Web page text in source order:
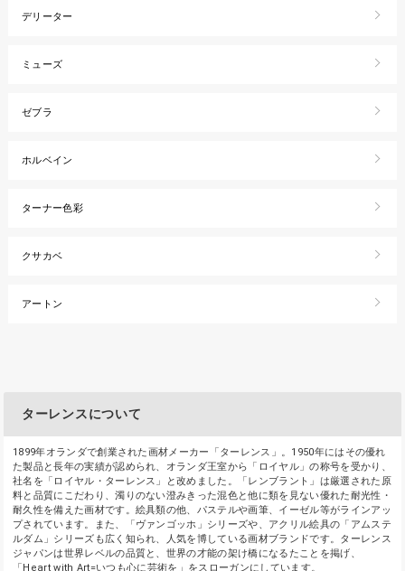
デリーター
ミューズ
ゼブラ
ホルベイン
ターナー色彩
クサカベ
アートン
ターレンスについて
1899年オランダで創業された画材メーカー「ターレンス」。1950年にはその優れ
た製品と長年の実績が認められ、オランダ王室から「ロイヤル」の称号を受かり、
社名を「ロイヤル・ターレンス」と改めました。「レンブラント」は厳選された原
料と品質にこだわり、濁りのない澄みきった混色と他に類を見ない優れた耐光性・
耐久性を備えた画材です。絵具類の他、パステルや画筆、イーゼル等がラインアッ
プされています。また、「ヴァンゴッホ」シリーズや、アクリル絵具の「アムステ
ルダム」シリーズも広く知られ、人気を博している画材ブランドです。ターレンス
ジャパンは世界レベルの品質と、世界の才能の架け橋になるたことを掲げ、
「Heart with Art=いつも心に芸術を」をスローガンにしています。